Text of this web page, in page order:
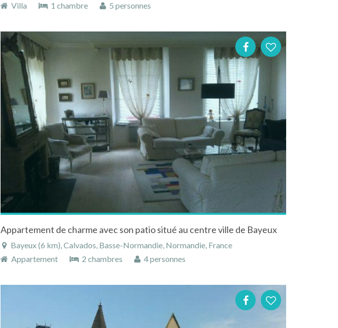
Villa
1 chambre 5 personnes
Appartement de charme avec son patio situé au centre ville de Bayeux
Bayeux (6 km), Calvados, Basse-Normandie, Normandie, France
Appartement
2 chambres 4 personnes